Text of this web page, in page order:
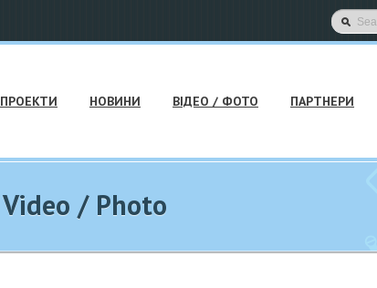
ПРОЕКТИ НОВИНИ ВІДЕО / ФОТО ПАРТНЕРИ
Video / Photo